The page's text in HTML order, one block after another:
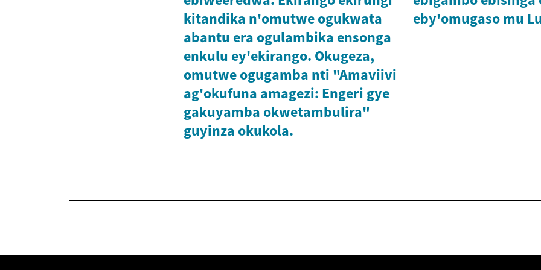
kitandika n'omutwe ogukwata
abantu era ogulambika ensonga
enkulu ey'ekirango. Okugeza,
omutwe ogugamba nti "Amaviivi
ag'okufuna amagezi: Engeri gye
gakuyamba okwetambulira"
guyinza okukola.
eby'omugaso mu